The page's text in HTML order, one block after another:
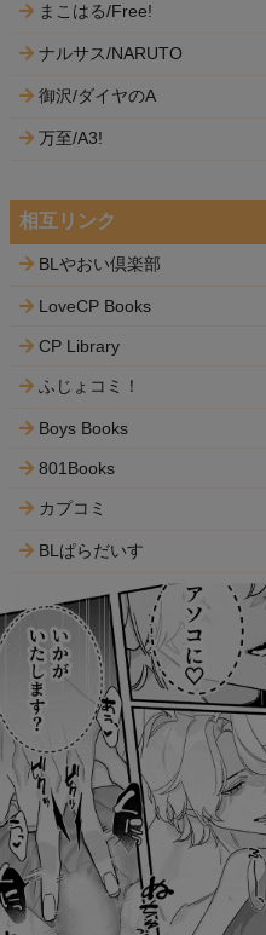
まこはる/Free!
ナルサス/NARUTO
御沢/ダイヤのA
万至/A3!
相互リンク
BLやおい倶楽部
LoveCP Books
CP Library
ふじょコミ！
Boys Books
801Books
カプコミ
BLぱらだいす